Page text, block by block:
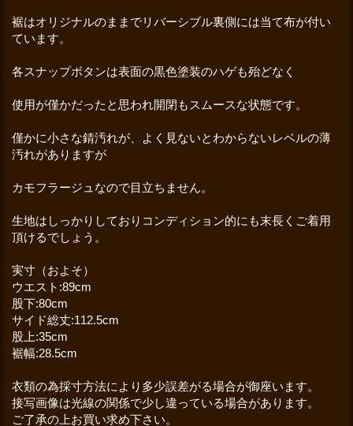
裾はオリジナルのままでリバーシブル裏側には当て布が付い
ています。
各スナップボタンは表面の黒色塗装のハゲも殆どなく
使用が僅かだったと思われ開閉もスムースな状態です。
僅かに小さな錆汚れが、よく見ないとわからないレベルの薄
汚れがありますが
カモフラージュなので目立ちません。
生地はしっかりしておりコンディション的にも末長くご着用
頂けるでしょう。
実寸（およそ）
ウエスト:89cm
股下:80cm
サイド総丈:112.5cm
股上:35cm
裾幅:28.5cm
衣類の為採寸方法により多少誤差がる場合が御座います。
接写画像は光線の関係で少し違っている場合があります。
ご了承の上お買い求め下さい。